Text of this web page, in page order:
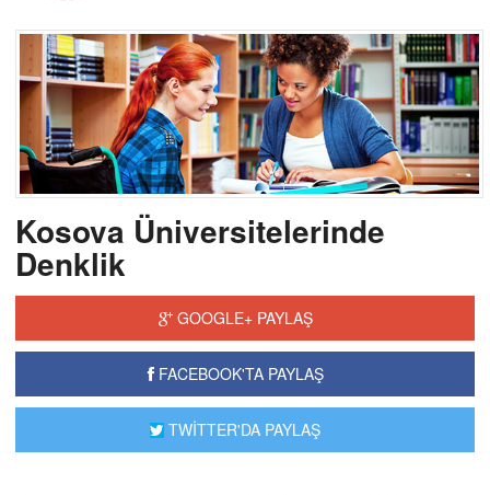
Kosova Üniversitelerinde
Denklik
GOOGLE+ PAYLAŞ
FACEBOOK'TA PAYLAŞ
TWİTTER'DA PAYLAŞ